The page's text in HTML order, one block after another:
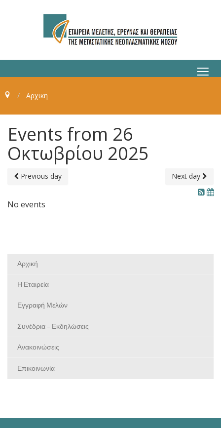
≡
Αρχικη
Events from 26
Οκτωβρίου 2025
Previous day Next day
No events
Αρχική
Η Εταιρεία
Εγγραφή Μελών
Συνέδρια - Εκδηλώσεις
Ανακοινώσεις
Επικοινωνία